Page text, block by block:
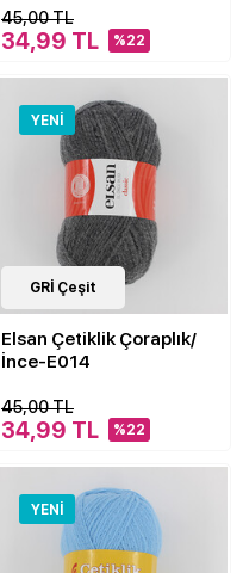
45,00 TL
34,99 TL %22
YENI
40Çeşit
GRİ Çeşit
Elsan Çetiklik Çoraplık/
İnce-E014
45,00 TL
34,99 TL %22
YENI